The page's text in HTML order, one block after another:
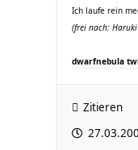
Ich laufe rein
(frei nach:
dwarfnebula
Zitieren